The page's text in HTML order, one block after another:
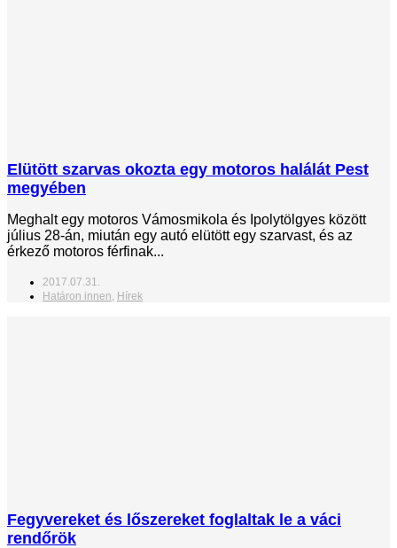
Elütött szarvas okozta egy motoros halálát Pest
megyében
Meghalt egy motoros Vámosmikola és Ipolytölgyes között
július 28-án, miután egy autó elütött egy szarvast, és az
érkező motoros férfinak...
2017.07.31.
Határon innen Hírek
Fegyvereket és lőszereket foglaltak le a váci
rendőrök